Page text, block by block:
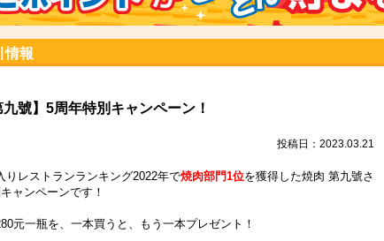
情報
九號】5周年特別キャンペーン！
投稿日：2023.03.21
りレストランランキング2022年で焼肉部門1位を獲得した焼肉 第九號さ
ャンペーンです！
元一瓶を、一本買うと、もう一本プレゼント！